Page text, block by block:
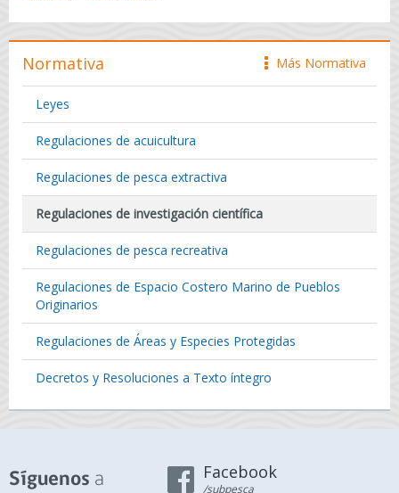
icono
Más Normativa
Normativa
Leyes
Regulaciones de acuicultura
Regulaciones de pesca extractiva
Regulaciones de investigación científica
Regulaciones de pesca recreativa
Regulaciones de Espacio Costero Marino de Pueblos
Originarios
Regulaciones de Áreas y Especies Protegidas
Decretos y Resoluciones a Texto íntegro
Síguenos a
Facebook
/subpesca